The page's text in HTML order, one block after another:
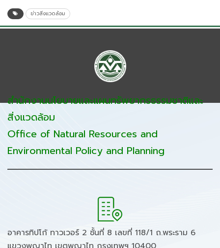
ข่าวสิ่งแวดล้อม
สำนักงานนโยบายและแผนทรัพยากรธรรมชาติและ
สิ่งแวดล้อม
Office of Natural Resources and
Environmental Policy and Planning
อาคารทิปโก้ ทาวเวอร์ 2 ชั้นที่ 8 เลขที่ 118/1 ถ.พระราม 6